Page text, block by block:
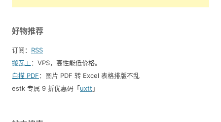
好物推荐
订阅： RSS
搬瓦工：VPS，高性能低价格。️
白描 PDF：图片 PDF 转 Excel 表格排版不乱
estk 专属 9 折优惠码「uxtt 」